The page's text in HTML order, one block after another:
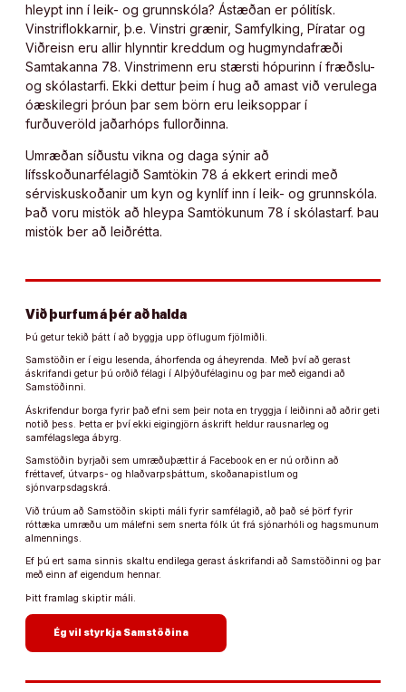
hleypt inn í leik- og grunnskóla? Ástæðan er pólitísk.
Vinstriflokkarnir, þ.e. Vinstri grænir, Samfylking, Píratar og
Viðreisn eru allir hlynntir kreddum og hugmyndafræði
Samtakanna 78. Vinstrimenn eru stærsti hópurinn í fræðslu-
og skólastarfi. Ekki dettur þeim í hug að amast við verulega
óæskilegri þróun þar sem börn eru leiksoppar í
furðuveröld jaðarhóps fullorðinna.
Umræðan síðustu vikna og daga sýnir að
lífsskoðunarfélagið Samtökin 78 á ekkert erindi með
sérviskuskoðanir um kyn og kynlíf inn í leik- og grunnskóla.
Það voru mistök að hleypa Samtökunum 78 í skólastarf. Þau
mistök ber að leiðrétta.
Við þurfum á þér að halda
Þú getur tekið þátt í að byggja upp öflugum fjölmiðli.
Samstöðin er í eigu lesenda, áhorfenda og áheyrenda. Með því að gerast
áskrifandi getur þú orðið félagi í Alþýðufélaginu og þar með eigandi að
Samstöðinni.
Áskrifendur borga fyrir það efni sem þeir nota en tryggja í leiðinni að aðrir geti
notið þess. Þetta er því ekki eigingjörn áskrift heldur rausnarleg og
samfélagslega ábyrg.
Samstöðin byrjaði sem umræðuþættir á Facebook en er nú orðinn að
fréttavef, útvarps- og hlaðvarpsþáttum, skoðanapistlum og
sjónvarpsdagskrá.
Við trúum að Samstöðin skipti máli fyrir samfélagið, að það sé þörf fyrir
róttæka umræðu um málefni sem snerta fólk út frá sjónarhóli og hagsmunum
almennings.
Ef þú ert sama sinnis skaltu endilega gerast áskrifandi að Samstöðinni og þar
með einn af eigendum hennar.
Þitt framlag skiptir máli.
Ég vil styrkja Samstöðina